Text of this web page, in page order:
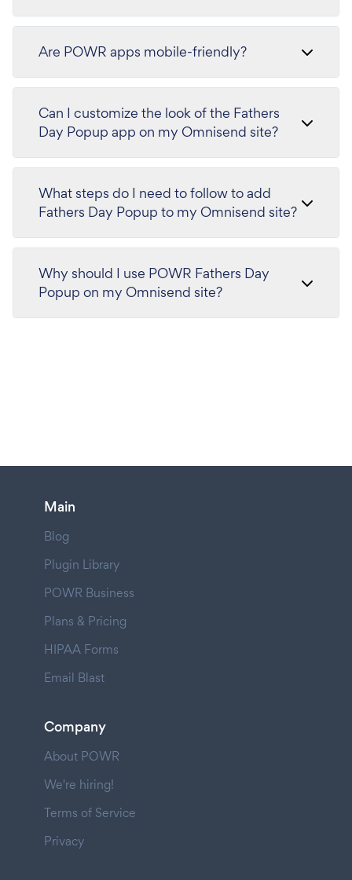
Are POWR apps mobile-friendly?
Can I customize the look of the Fathers
Day Popup app on my Omnisend site?
What steps do I need to follow to add
Fathers Day Popup to my Omnisend site?
Why should I use POWR Fathers Day
Popup on my Omnisend site?
Main
Blog
Plugin Library
POWR Business
Plans & Pricing
HIPAA Forms
Email Blast
Company
About POWR
We're hiring!
Terms of Service
Privacy